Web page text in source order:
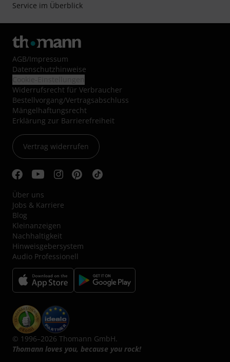
Service im Überblick
AGB/Impressum
Datenschutzhinweise
Widerrufsrecht für Verbraucher
Bestellvorgang/Vertragsabschluss
Mängelhaftungsrecht
Erklärung zur Barrierefreiheit
Vertrag widerrufen
Über uns
Jobs & Karriere
Blog
Kleinanzeigen
Nachhaltigkeit
Hinweisgebersystem
Audio Professionell
© 1996–2026 Thomann GmbH.
Thomann loves you, because you rock!